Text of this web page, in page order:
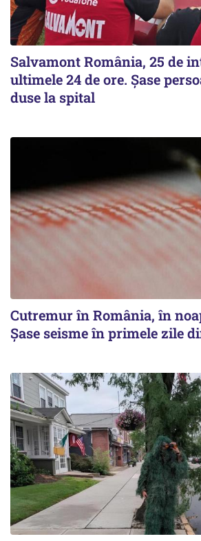
Salvamont România, 25 de
ultimele 24 de ore. Șase
duse la spital
Cutremur în România, în
Șase seisme în primele zile